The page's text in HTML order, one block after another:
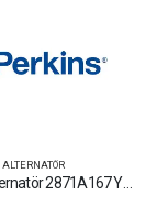
ALTERNATÖR
Perkins Alternatör 2871A167 Yedek Parça Fiyat Tamir Bakım Satan Firmalar